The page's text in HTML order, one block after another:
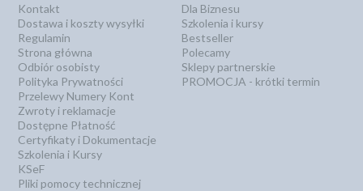
Kontakt
Dostawa i koszty wysyłki
Regulamin
Strona główna
Odbiór osobisty
Polityka Prywatności
Przelewy Numery Kont
Zwroty i reklamacje
Dostępne Płatność
Certyfikaty i Dokumentacje
Szkolenia i Kursy
KSeF
Pliki pomocy technicznej
Dla Biznesu
Szkolenia i kursy
Bestseller
Polecamy
Sklepy partnerskie
PROMOCJA - krótki termin